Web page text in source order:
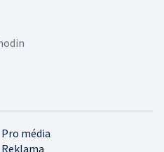
Pro média
Reklama